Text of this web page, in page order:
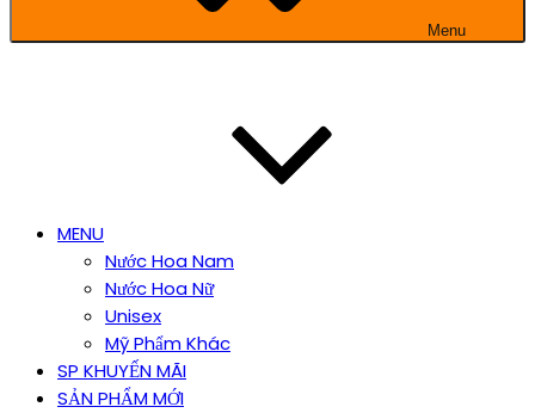
Menu
MENU
Nước Hoa Nam
Nước Hoa Nữ
Unisex
Mỹ Phẩm Khác
SP KHUYẾN MÃI
SẢN PHẨM MỚI